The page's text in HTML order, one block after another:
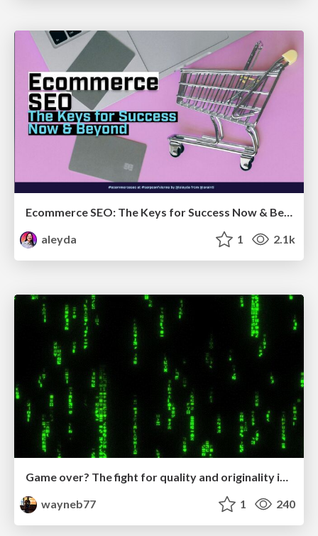
Ecommerce SEO: The Keys for Success Now & Beyond - #SERPConf2024
aleyda
1 2.1k
Game over? The fight for quality and originality in the time of robots
wayneb77
1 240